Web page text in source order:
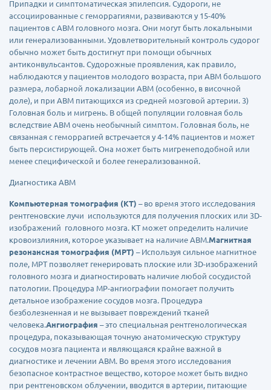
Припадки и симптоматическая эпилепсия. Судороги, не
ассоциированные с геморрагиями, развиваются у 15-40%
пациентов с АВМ головного мозга. Они могут быть локальными
или генерализованными. Удовлетворительный контроль судорог
обычно может быть достигнут при помощи обычных
антиконвульсантов. Судорожные проявления, как правило,
наблюдаются у пациентов молодого возраста, при АВМ большого
размера, лобарной локализации АВМ (особенно, в височной
доле), и при АВМ питающихся из средней мозговой артерии. 3)
Головная боль и мигрень. В общей популяции головная боль
вследствие АВМ очень необычный симптом. Головная боль, не
связанная с геморрагией встречается у 4-14% пациентов и может
быть персистирующей. Она может быть мигренеподобной или
менее специфической и более генерализованной.
Диагностика АВМ
Компьютерная томография (КТ) – во время этого исследования
рентгеновские лучи используются для получения плоских или 3D-
изображений головного мозга. КТ может определить наличие
кровоизлияния, которое указывает на наличие АВМ.Магнитная
резонансная томография (МРТ) – Используя сильное магнитное
поле, МРТ позволяет генерировать плоские или 3D-изображений
головного мозга и диагностировать наличие любой сосудистой
патологии. Процедура МР-ангиографии помогает получить
детальное изображение сосудов мозга. Процедура
безболезненная и не вызывает повреждений тканей
человека.Ангиография – это специальная рентгенологическая
процедура, показывающая точную анатомическую структуру
сосудов мозга пациента и являющаяся крайне важной в
диагностике и лечении АВМ. Во время этого исследования
безопасное контрастное вещество, которое может быть видно
при рентгеновском облучении, вводится в артерии, питающие